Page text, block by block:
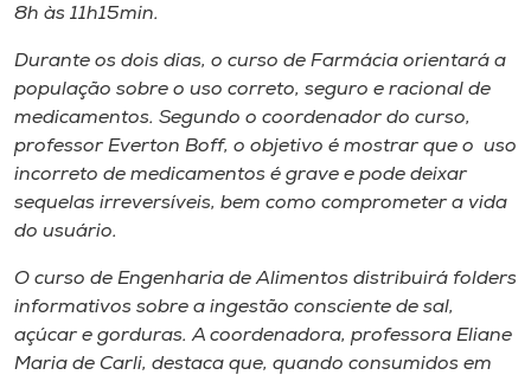
A+
8h às 11h15min.
Durante os dois dias, o curso de Farmácia orientará a
população sobre o uso correto, seguro e racional de
medicamentos. Segundo o coordenador do curso,
professor Everton Boff, o objetivo é mostrar que o uso
incorreto de medicamentos é grave e pode deixar
sequelas irreversíveis, bem como comprometer a vida
do usuário.
O curso de Engenharia de Alimentos distribuirá folders
informativos sobre a ingestão consciente de sal,
açúcar e gorduras. A coordenadora, professora Eliane
Maria de Carli, destaca que, quando consumidos em